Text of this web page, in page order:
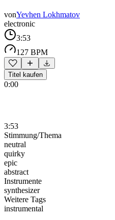
vonYevhen Lokhmatov
electronic
3:53
127 BPM
Titel kaufen
0:00
3:53
Stimmung/Thema
neutral
quirky
epic
abstract
Instrumente
synthesizer
Weitere Tags
instrumental